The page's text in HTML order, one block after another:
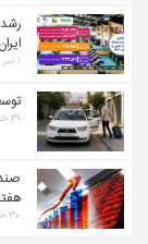
۱ تیر ۱۴۰۵ ساعت ۱۰:۰۸
۳۱ خرداد ۱۴۰۵ ساعت ۰۹:۰۳
۳۰ خرداد ۱۴۰۵ ساعت ۰۹:۱۰